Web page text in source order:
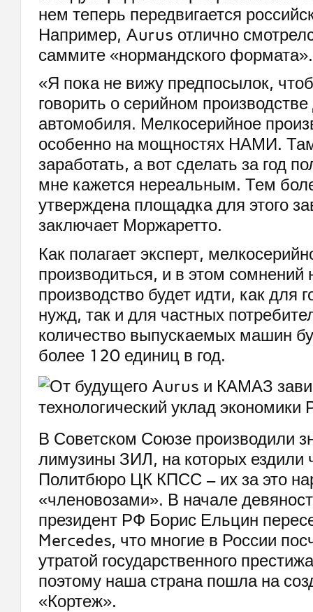
нем теперь передвигается
Например, Aurus отлично
саммите «нормандского формата».
«Я пока не вижу предпосылок,
говорить о серийном производстве
автомобиля. Мелкосерийное
особенно на мощностях НАМИ.
заработать, а вот сделать за год
мне кажется нереальным. Тем
утверждена площадка для этого
заключает Моржаретто.
Как полагает эксперт,
производиться, и в этом сомнений
производство будет идти, как для
нужд, так и для частных
количество выпускаемых машин
более 120 единиц в год.
В Советском Союзе производили
лимузины ЗИЛ, на которых ездили
Политбюро ЦК КПСС – их за это
«членовозами». В начале
президент РФ Борис Ельцин
Mercedes, что многие в России
утратой государственного
поэтому наша страна пошла на
«Кортеж».